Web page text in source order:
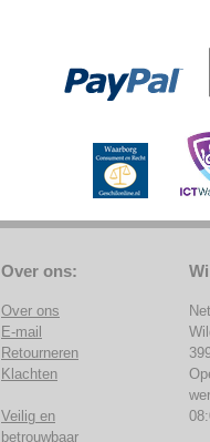
Over ons:
Over ons
E-mail
Retourneren
Klachten
Veilig en
betrouwbaar